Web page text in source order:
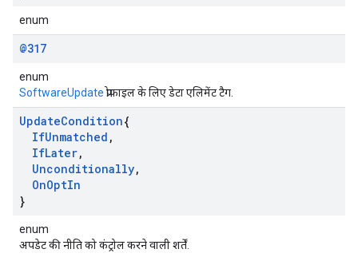
enum
@317
enum
SoftwareUpdate प्रोफ़ाइल के लिए डेटा एलिमेंट टैग.
UpdateCondition{
IfUnmatched ,
IfLater,
Unconditionally,
OnOptIn
}
enum
अपडेट की नीति को कंट्रोल करने वाली शर्तें.